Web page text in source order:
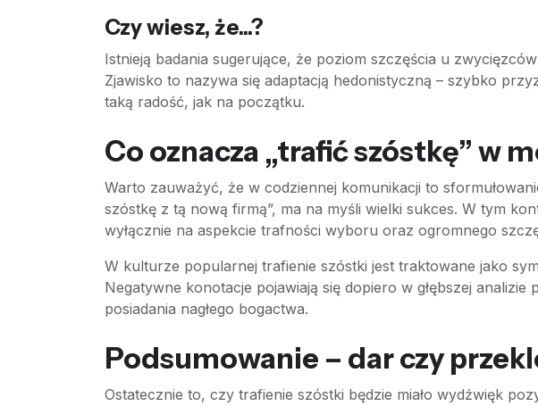
Czy wiesz, że...?
Istnieją badania sugerujące, że poziom szczęścia u
Zjawisko to nazywa się adaptacją hedonistyczną – szybko
taką radość, jak na początku.
Co oznacza „trafić szóstkę” w
Warto zauważyć, że w codziennej komunikacji to
szóstkę z tą nową firmą”, ma na myśli wielki sukces. W tym
wyłącznie na aspekcie trafności wyboru oraz ogromnego
W kulturze popularnej trafienie szóstki jest traktowane jako
Negatywne konotacje pojawiają się dopiero w głębszej
posiadania nagłego bogactwa.
Podsumowanie – dar czy
Ostatecznie to, czy trafienie szóstki będzie miało wydźwięk